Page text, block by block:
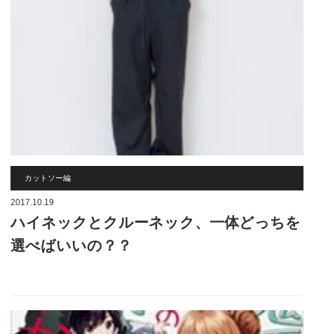
カットソー編
2017.10.19
ハイネックとクルーネック、一体どっちを
選べばいいの？？